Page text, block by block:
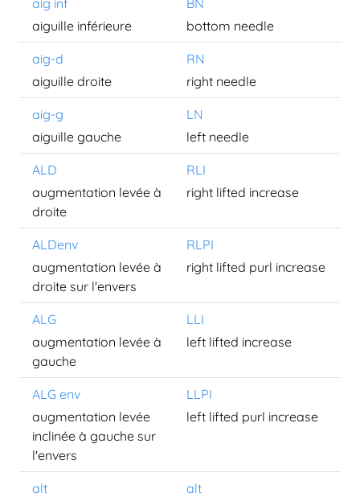
aig inf
BN
aiguille inférieure
bottom needle
aig-d
RN
aiguille droite
right needle
aig-g
LN
aiguille gauche
left needle
ALD
RLI
augmentation levée à
droite
right lifted increase
ALDenv
RLPI
augmentation levée à
droite sur l'envers
right lifted purl increase
ALG
LLI
augmentation levée à
gauche
left lifted increase
ALG env
LLPI
augmentation levée
inclinée à gauche sur
l'envers
left lifted purl increase
alt
alt